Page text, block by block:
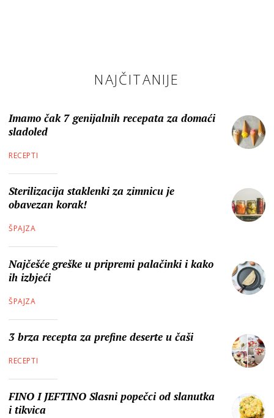
NAJČITANIJE
Imamo čak 7 genijalnih recepata za domaći
sladoled
RECEPTI
Sterilizacija staklenki za zimnicu je
obavezan korak!
ŠPAJZA
Najčešće greške u pripremi palačinki i kako
ih izbjeći
ŠPAJZA
3 brza recepta za prefine deserte u čaši
RECEPTI
FINO I JEFTINO Slasni popečci od slanutka
i tikvica